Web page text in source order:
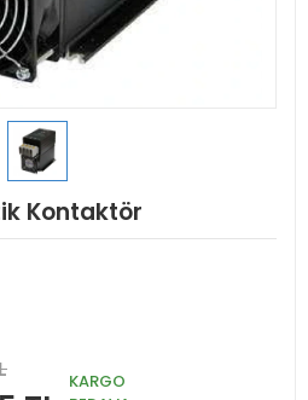
Kontaktör
KARGO